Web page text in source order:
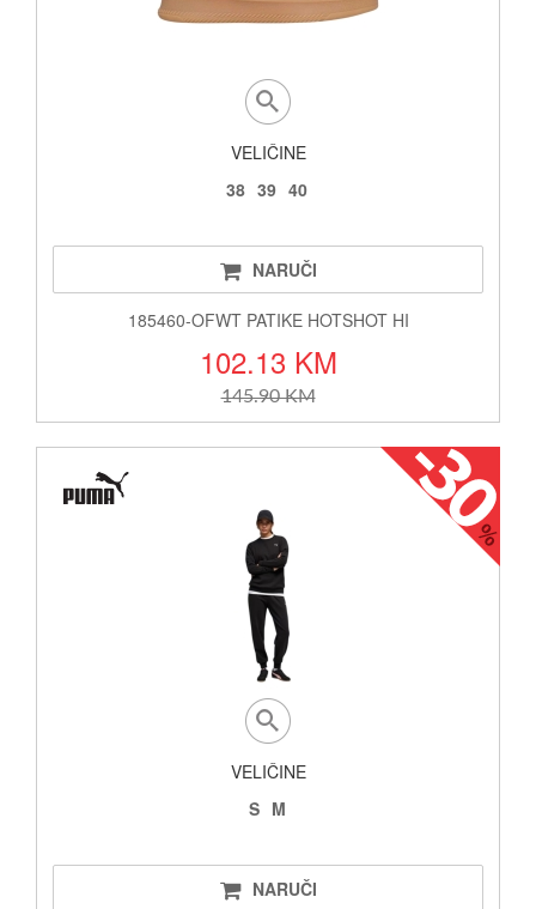
VELIČINE
38 39 40
NARUČI
185460-OFWT PATIKE HOTSHOT HI
102.13 KM
145.90 KM
VELIČINE
S M
NARUČI